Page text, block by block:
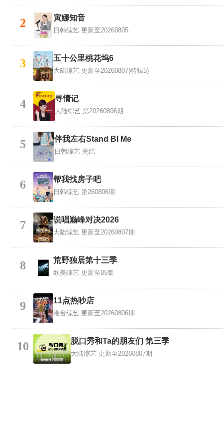
2 寅娜知音
日韩综艺 更新至20260805
3 五十公里桃花坞6
大陆综艺 更新至20260807(特辑5)
4 寻情记
大陆综艺 第20260806期
5 伴我左右Stand BI Me
日韩综艺 完结
6 帮我找房子吧
日韩综艺 第260806期
7 说唱巅峰对决2026
大陆综艺 更新至20260807期
8 荒野独居第十三季
欧美综艺 更新至05集
9 11点热吵店
港台综艺 更新至20260806期
10 脱口秀和Ta的朋友们 第三季
大陆综艺 更新至20260807期